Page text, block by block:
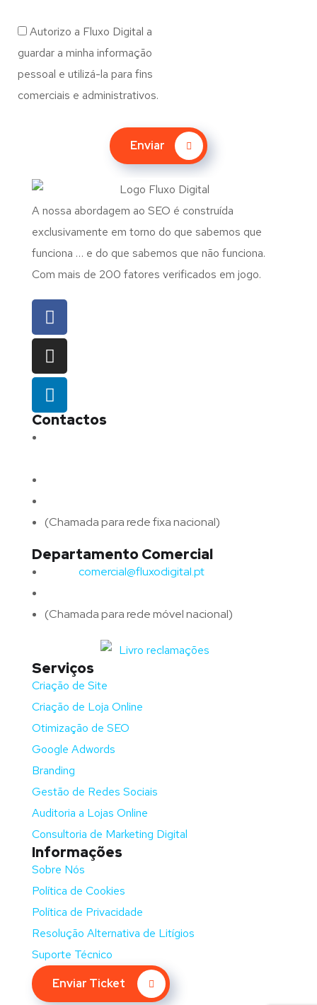
Autorizo a Fluxo Digital a
guardar a minha informação
pessoal e utilizá-la para fins
comerciais e administrativos.
Enviar
A nossa abordagem ao SEO é construída
exclusivamente em torno do que sabemos que
funciona … e do que sabemos que não funciona.
Com mais de 200 fatores verificados em jogo.
Contactos
(Chamada para rede fixa nacional)
Departamento Comercial
comercial@fluxodigital.pt
(Chamada para rede móvel nacional)
Serviços
Criação de Site
Criação de Loja Online
Otimização de SEO
Google Adwords
Branding
Gestão de Redes Sociais
Auditoria a Lojas Online
Consultoria de Marketing Digital
Informações
Sobre Nós
Política de Cookies
Política de Privacidade
Resolução Alternativa de Litígios
Suporte Técnico
Enviar Ticket